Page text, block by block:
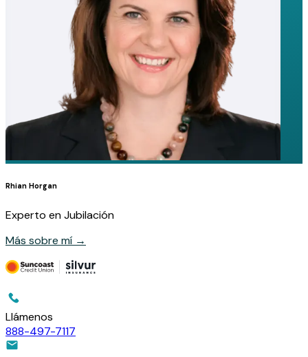
Rhian Horgan
Experto en Jubilación
Más sobre mí →
Llámenos
888-497-7117